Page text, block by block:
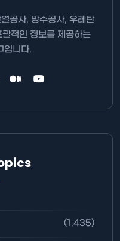
공사, 방수공사, 우레탄
적인 정보를 제공하는
입니다.
(1,435)